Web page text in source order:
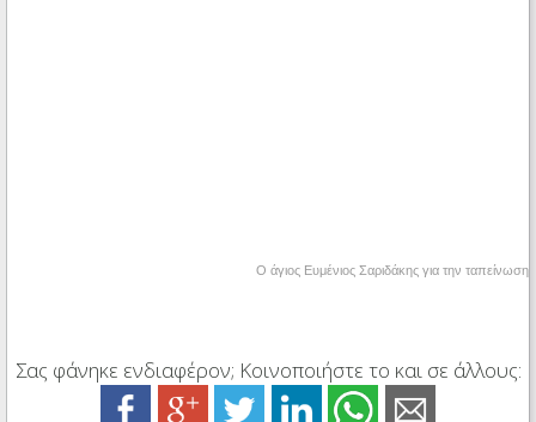
Ο άγιος Ευμένιος Σαριδάκης για την ταπείνωση
Σας φάνηκε ενδιαφέρον; Κοινοποιήστε το και σε άλλους: